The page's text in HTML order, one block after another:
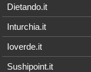
Dietando.it
Inturchia.it
Ioverde.it
Sushipoint.it